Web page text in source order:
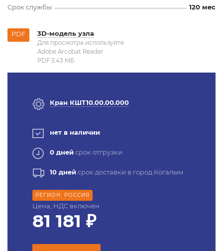
Срок службы
120 мес
PDF 3D-модель узла
Для просмотра используйте
Adobe Arcobat Reader
PDF 3.43 MБ
Кран КШТ10.00.00.000
нет в наличии
0 днейсрок отгрузки
10 днейсрок доставки в город Когалым
РЕГИОН: РОССИЯ
Цена, НДС включен
81 181 ₽